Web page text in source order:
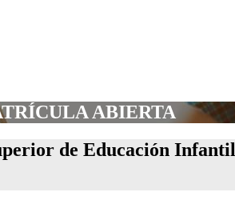
ABIERTA
de Educación Infantil